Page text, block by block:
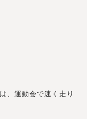
、運動会で速く走り